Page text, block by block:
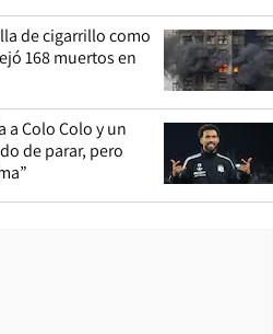
de cigarrillo como
168 muertos en
a Colo Colo y un
de parar, pero